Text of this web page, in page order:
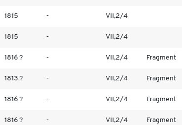
1815 - VII,2/4
1815 - VII,2/4
1816 ? - VII,2/4 Fragment
1813 ? - VII,2/4 Fragment
1816 ? - VII,2/4 Fragment
1816 ? - VII,2/4 Fragment